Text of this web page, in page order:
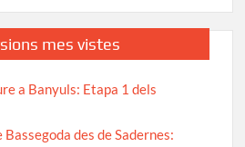
mes vistes
a Banyuls: Etapa 1 dels
des de Sadernes: